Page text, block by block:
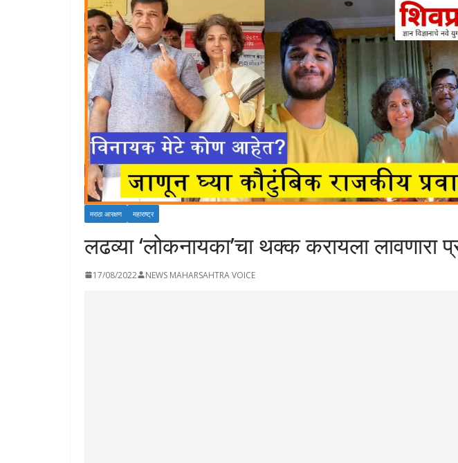
मराठा आरक्षण महाराष्ट्र
लढव्या ‘लोकनायका’चा थक्क करायला लावणारा
17/08/2022 NEWS MAHARSAHTRA VOICE